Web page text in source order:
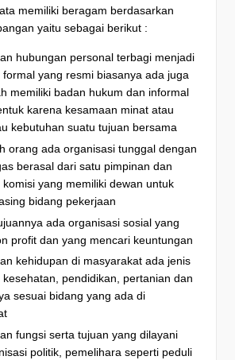
memiliki beragam berdasarkan
yaitu sebagai berikut :
hubungan personal terbagi menjadi
formal yang resmi biasanya ada juga
memiliki badan hukum dan informal
karena kesamaan minat atau
kebutuhan suatu tujuan bersama
orang ada organisasi tunggal dengan
berasal dari satu pimpinan dan
yang memiliki dewan untuk
bidang pekerjaan
ada organisasi sosial yang
profit dan yang mencari keuntungan
kehidupan di masyarakat ada jenis
kesehatan, pendidikan, pertanian dan
sesuai bidang yang ada di
fungsi serta tujuan yang dilayani
politik, pemelihara seperti peduli